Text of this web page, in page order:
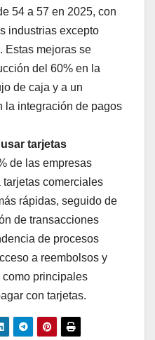
54 a 57 en 2025, con
industrias excepto
Estas mejoras se
del 60% en la
de caja y a un
la integración de pagos
tarjetas
de las empresas
comerciales
rápidas, seguido de
de transacciones
de procesos
a reembolsos y
como principales
con tarjetas.